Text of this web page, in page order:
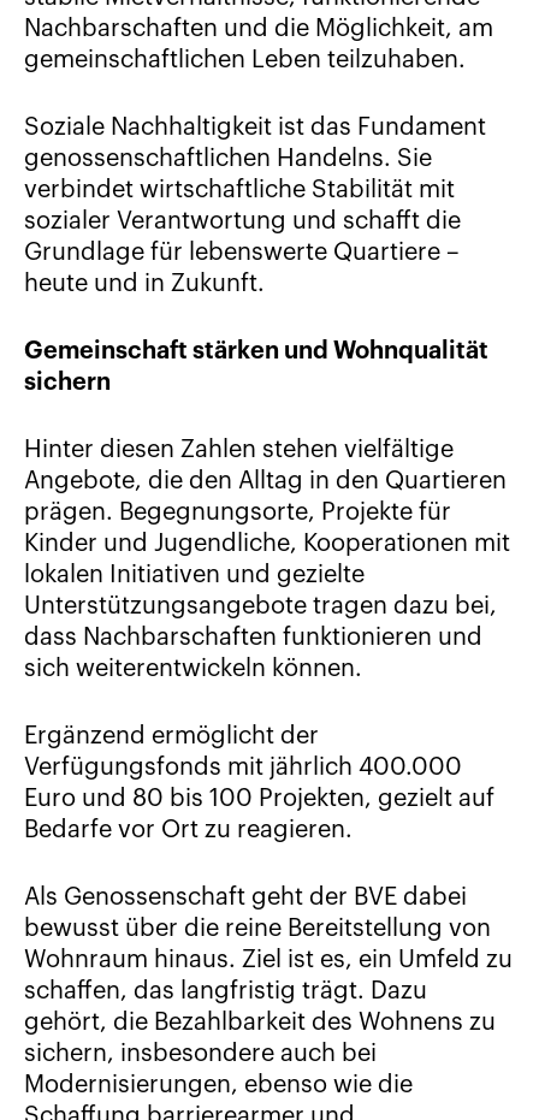
Nachbarschaften und die Möglichkeit, am
gemeinschaftlichen Leben teilzuhaben.
Soziale Nachhaltigkeit ist das Fundament
genossenschaftlichen Handelns. Sie
verbindet wirtschaftliche Stabilität mit
sozialer Verantwortung und schafft die
Grundlage für lebenswerte Quartiere –
heute und in Zukunft.
Gemeinschaft stärken und Wohnqualität
sichern
Hinter diesen Zahlen stehen vielfältige
Angebote, die den Alltag in den Quartieren
prägen. Begegnungsorte, Projekte für
Kinder und Jugendliche, Kooperationen mit
lokalen Initiativen und gezielte
Unterstützungsangebote tragen dazu bei,
dass Nachbarschaften funktionieren und
sich weiterentwickeln können.
Ergänzend ermöglicht der
Verfügungsfonds mit jährlich 400.000
Euro und 80 bis 100 Projekten, gezielt auf
Bedarfe vor Ort zu reagieren.
Als Genossenschaft geht der BVE dabei
bewusst über die reine Bereitstellung von
Wohnraum hinaus. Ziel ist es, ein Umfeld zu
schaffen, das langfristig trägt. Dazu
gehört, die Bezahlbarkeit des Wohnens zu
sichern, insbesondere auch bei
Modernisierungen, ebenso wie die